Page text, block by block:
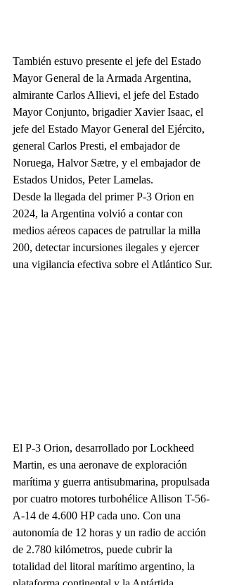
También estuvo presente el jefe del Estado
Mayor General de la Armada Argentina,
almirante Carlos Allievi, el jefe del Estado
Mayor Conjunto, brigadier Xavier Isaac, el
jefe del Estado Mayor General del Ejército,
general Carlos Presti, el embajador de
Noruega, Halvor Sætre, y el embajador de
Estados Unidos, Peter Lamelas.
Desde la llegada del primer P-3 Orion en
2024, la Argentina volvió a contar con
medios aéreos capaces de patrullar la milla
200, detectar incursiones ilegales y ejercer
una vigilancia efectiva sobre el Atlántico Sur.
El P-3 Orion, desarrollado por Lockheed
Martin, es una aeronave de exploración
marítima y guerra antisubmarina, propulsada
por cuatro motores turbohélice Allison T-56-
A-14 de 4.600 HP cada uno. Con una
autonomía de 12 horas y un radio de acción
de 2.780 kilómetros, puede cubrir la
totalidad del litoral marítimo argentino, la